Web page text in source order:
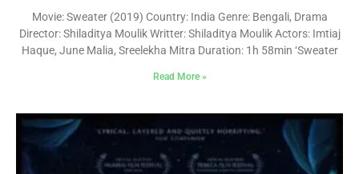
Movie: Sweater (2019) Country: India Genre: Bengali, Drama
Director: Shiladitya Moulik Writter: Shiladitya Moulik Actors: Imtiaj
Haque, June Malia, Sreelekha Mitra Duration: 1h 58min ‘Sweater
Read More »